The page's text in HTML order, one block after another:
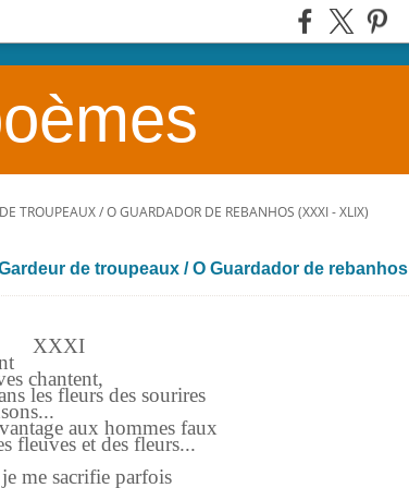
TROUPEAUX / O GUARDADOR DE REBANHOS (XXXI - XLIX)
de troupeaux / O Guardador de rebanhos
XXXI
chantent,
les fleurs des sourires
aux hommes faux
fleuves et des fleurs...
me sacrifie parfois